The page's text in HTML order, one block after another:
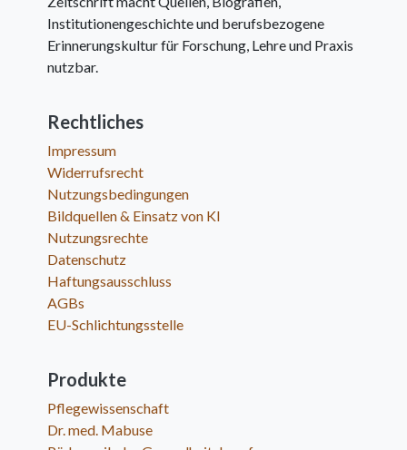
Institutionengeschichte und berufsbezogene
Erinnerungskultur für Forschung, Lehre und Praxis
nutzbar.
Rechtliches
Impressum
Widerrufsrecht
Nutzungsbedingungen
Bildquellen & Einsatz von KI
Nutzungsrechte
Datenschutz
Haftungsausschluss
AGBs
EU-Schlichtungsstelle
Produkte
Pflegewissenschaft
Dr. med. Mabuse